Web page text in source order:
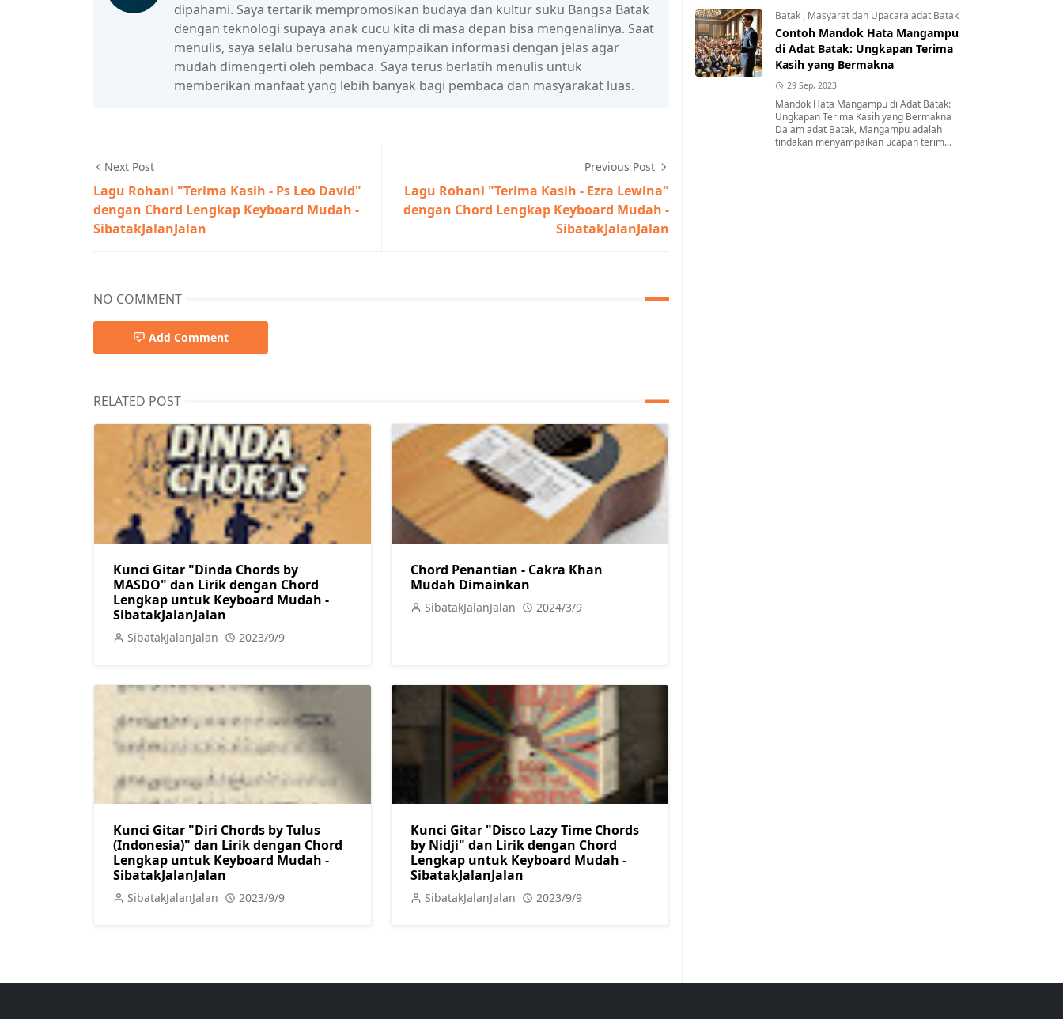
dipahami. Saya tertarik mempromosikan budaya dan kultur suku Bangsa Batak
dengan teknologi supaya anak cucu kita di masa depan bisa mengenalinya. Saat
menulis, saya selalu berusaha menyampaikan informasi dengan jelas agar
mudah dimengerti oleh pembaca. Saya terus berlatih menulis untuk
memberikan manfaat yang lebih banyak bagi pembaca dan masyarakat luas.
Next Post
Lagu Rohani "Terima Kasih - Ps Leo David"
dengan Chord Lengkap Keyboard Mudah -
SibatakJalanJalan
Previous Post
Lagu Rohani "Terima Kasih - Ezra Lewina"
dengan Chord Lengkap Keyboard Mudah -
SibatakJalanJalan
NO COMMENT
Add Comment
RELATED POST
Kunci Gitar "Dinda Chords by
MASDO" dan Lirik dengan Chord
Lengkap untuk Keyboard Mudah -
SibatakJalanJalan
SibatakJalanJalan 2023/9/9
Chord Penantian - Cakra Khan
Mudah Dimainkan
SibatakJalanJalan 2024/3/9
Kunci Gitar "Diri Chords by Tulus
(Indonesia)" dan Lirik dengan Chord
Lengkap untuk Keyboard Mudah -
SibatakJalanJalan
SibatakJalanJalan 2023/9/9
Kunci Gitar "Disco Lazy Time Chords
by Nidji" dan Lirik dengan Chord
Lengkap untuk Keyboard Mudah -
SibatakJalanJalan
SibatakJalanJalan 2023/9/9
Batak , Masyarat dan Upacara adat Batak
Contoh Mandok Hata Mangampu
di Adat Batak: Ungkapan Terima
Kasih yang Bermakna
29 Sep, 2023
Mandok Hata Mangampu di Adat Batak:
Ungkapan Terima Kasih yang Bermakna
Dalam adat Batak, Mangampu adalah
tindakan menyampaikan ucapan terim...